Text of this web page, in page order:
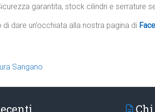
garantita, stock cilindri e serrature
dare un’occhiata alla nostra pagina di
Sangano